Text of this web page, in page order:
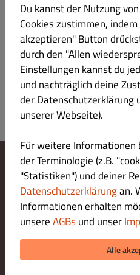
30. Chicken Tikka Salat
gegrillte Hühnerstücke auf
Cookie-Einstellungen ändern
Kontaktiere uns
Datenschutzerklärung
Allgemeine Geschäftsbedingungen
Impressum
LIEFERUNG ZAHLUNGSARTEN
Du kannst der Nutzung
Cookies zustimmen,
akzeptieren" Button
durch den "Allen
Einstellungen kannst du
und nachträglich deine
der Datenschutzerklärung
unserer Webseite).
Für weitere Informationen
der Terminologie (z.B.
"Statistiken") und deiner
Datenschutzerklärungan.
Informationen erhalten
unsereAGBsund unser
Alle